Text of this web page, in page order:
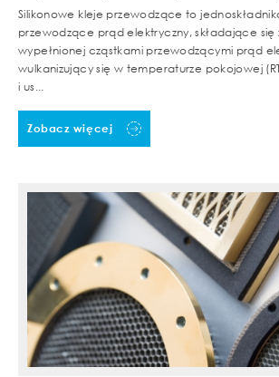
Silikonowe kleje przewodzące to
przewodzące prąd elektryczny, składające się
wypełnionej cząstkami przewodzącymi prąd
wulkanizujący się w temperaturze pokojowej
i us...
Zobacz więcej